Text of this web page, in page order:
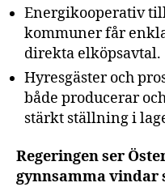
Energikooperativ
kommuner får
direkta elköpsavtal.
Hyresgäster och
både producerar
stärkt ställning i
Regeringen ser
gynnsamma vindar